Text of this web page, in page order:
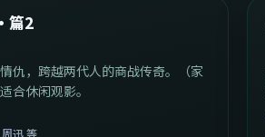
篇2
仇，跨越两代人的商战传奇。（家
合休闲观影。
迅 等